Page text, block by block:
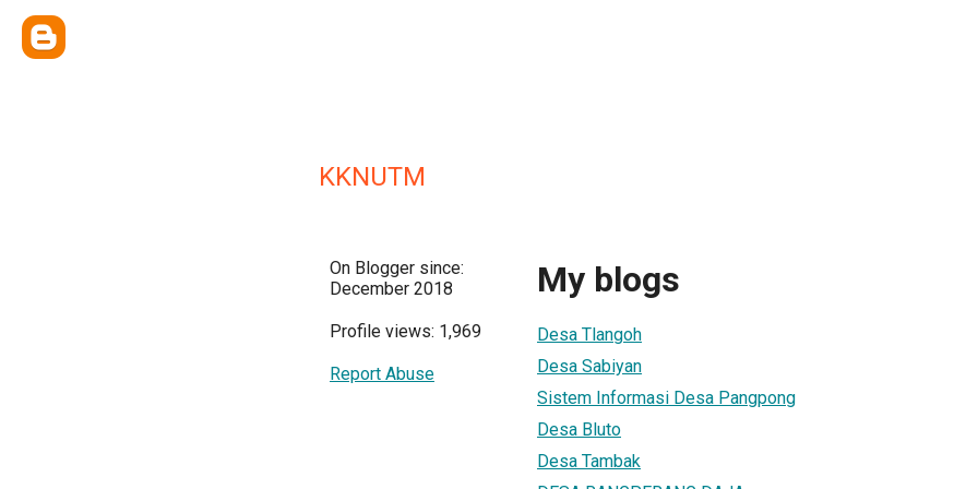
KKNUTM
On Blogger since:
December 2018
Profile views: 1,969
Report Abuse
My blogs
Desa Tlangoh
Desa Sabiyan
Sistem Informasi Desa Pangpong
Desa Bluto
Desa Tambak